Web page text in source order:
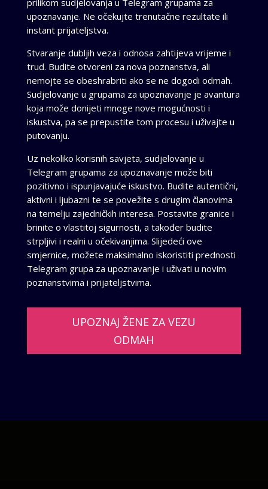
upoznavanje. Ne očekujte trenutačne rezultate ili
instant prijateljstva.
Stvaranje dubljih veza i odnosa zahtijeva vrijeme i
trud. Budite otvoreni za nova poznanstva, ali
nemojte se obeshrabriti ako se ne dogodi odmah.
Sudjelovanje u grupama za upoznavanje je avantura
koja može donijeti mnoge nove mogućnosti i
iskustva, pa se prepustite tom procesu i uživajte u
putovanju.
Uz nekoliko korisnih savjeta, sudjelovanje u
Telegram grupama za upoznavanje može biti
pozitivno i ispunjavajuće iskustvo. Budite autentični,
aktivni i ljubazni te se povežite s drugim članovima
na temelju zajedničkih interesa. Postavite granice i
brinite o vlastitoj sigurnosti, a također budite
strpljivi i realni u očekivanjima. Slijedeći ove
smjernice, možete maksimalno iskoristiti prednosti
Telegram grupa za upoznavanje i uživati u novim
poznanstvima i prijateljstvima.
UPOZNAJ ŽENE ZA VEZU
ODMAH